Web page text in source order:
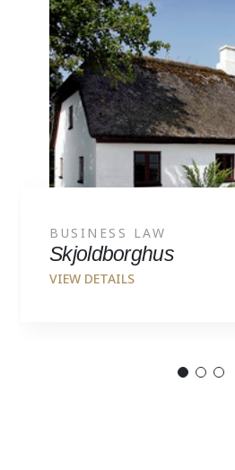
Skjoldborghus
BUSINESS LAW